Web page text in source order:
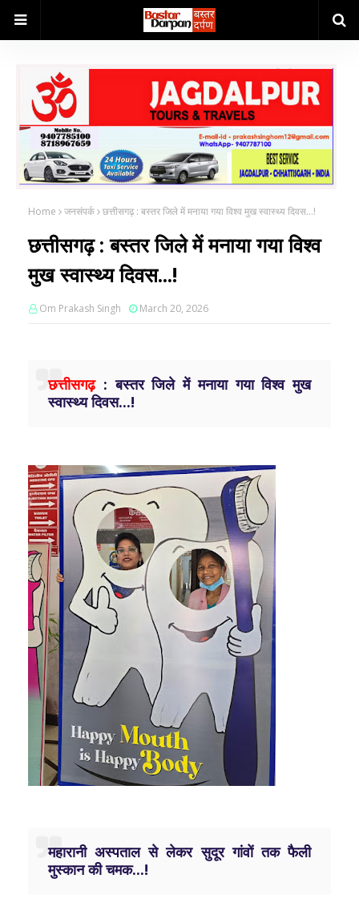
Home जनसंपर्क छत्तीसगढ़ : बस्तर जिले में मनाया गया विश्व मुख स्वास्थ्य दिवस...!
छत्तीसगढ़ : बस्तर जिले में मनाया गया विश्व
मुख स्वास्थ्य दिवस...!
Om Prakash Singh March 20, 2026
छत्तीसगढ़: बस्तर जिले में मनाया गया विश्व मुख
स्वास्थ्य दिवस...!
महारानी अस्पताल से लेकर सुदूर गांवों तक फैली
मुस्कान की चमक...!